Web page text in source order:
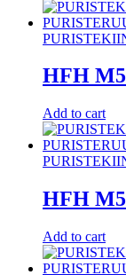
HFH
Add to cart
HFH
Add to cart